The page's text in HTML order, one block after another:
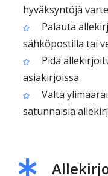
hyväksyntöjä
Palauta
sähköpostilla tai
Pidä
asiakirjoissa
Vältä
satunnaisia